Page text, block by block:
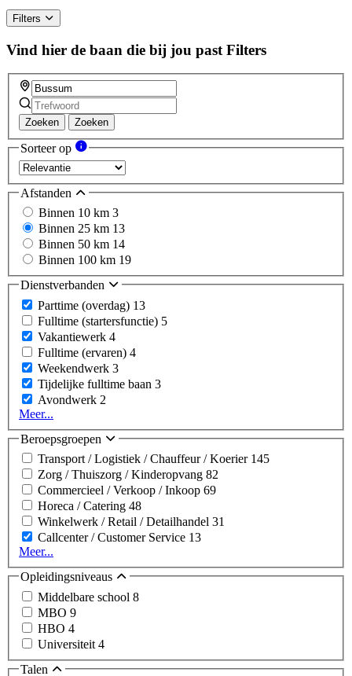
Filters
Vind hier de baan die bij jou past Filters
Zoeken Zoeken
Sorteer op
Afstanden
Binnen 10 km 3
Binnen 25 km 13
Binnen 50 km 14
Binnen 100 km 19
Dienstverbanden
Parttime (overdag) 13
Fulltime (startersfunctie) 5
Vakantiewerk 4
Fulltime (ervaren) 4
Weekendwerk 3
Tijdelijke fulltime baan 3
Avondwerk 2
Meer...
Beroepsgroepen
Transport / Logistiek / Chauffeur / Koerier 145
Zorg / Thuiszorg / Kinderopvang 82
Commercieel / Verkoop / Inkoop 69
Horeca / Catering 48
Winkelwerk / Retail / Detailhandel 31
Callcenter / Customer Service 13
Meer...
Opleidingsniveaus
Middelbare school 8
MBO 9
HBO 4
Universiteit 4
Talen